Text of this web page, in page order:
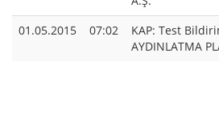
01.05.2015
07:02
KAP: Test
AYDINLATMA